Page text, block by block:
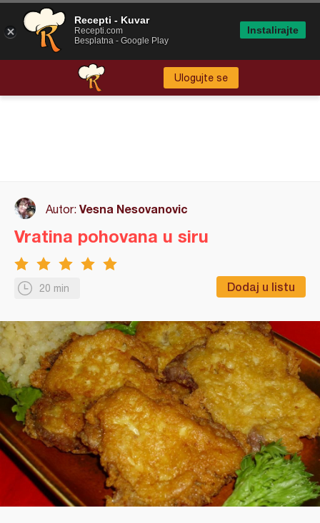
Ulogujte se
Autor: Vesna Nesovanovic
20 min Dodaj u listu
Vratina pohovana u siru
Recepti - Kuvar
Recepti.com
Besplatna - Google Play
Instalirajte